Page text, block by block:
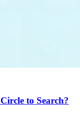
to Search?